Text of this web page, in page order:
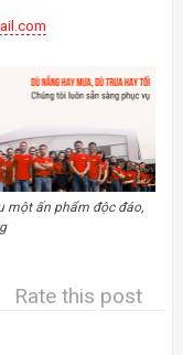
một ấn phẩm độc đáo,
Rate this post